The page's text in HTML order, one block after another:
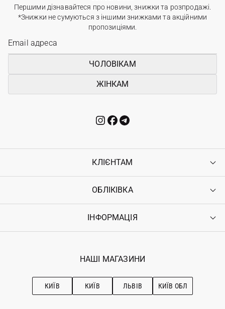
Першими дізнавайтеся про новини, знижки та розпродажі.
*Знижки не сумуються з іншими знижками та акційними
пропозиціями.
ЧОЛОВІКАМ
ЖІНКАМ
КЛІЄНТАМ
Контакти
Повернення
Гарантія
ОБЛІКІВКА
Увійти
Ostriv Club+
ІНФОРМАЦІЯ
Наші магазини
Рекомендації з догляду
НАШІ МАГАЗИНИ
КИЇВ КИЇВ ЛЬВІВ КИЇВ ОБЛ